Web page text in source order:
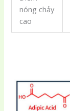
nóng chảy
cao